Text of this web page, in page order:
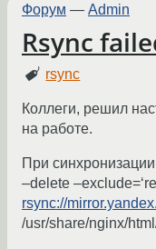
Форум — Admin
Rsync
rsync
Коллеги, решил
на работе.
При
–delete
rsync://
/usr/share/nginx/